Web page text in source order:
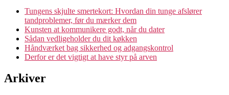
Tungens skjulte smertekort: Hvordan din tunge afslører
tandproblemer, før du mærker dem
Kunsten at kommunikere godt, når du dater
Sådan vedligeholder du dit køkken
Håndværket bag sikkerhed og adgangskontrol
Derfor er det vigtigt at have styr på arven
Arkiver